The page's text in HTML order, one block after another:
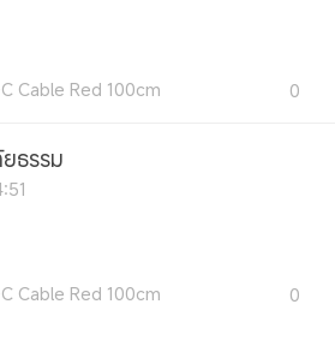
Cable Red 100cm 0
ธรรม
Cable Red 100cm 0